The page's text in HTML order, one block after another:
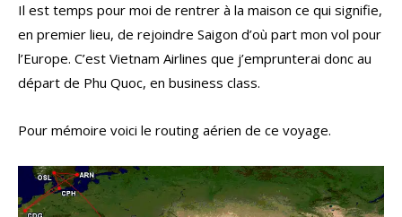
Il est temps pour moi de rentrer à la maison ce qui signifie,
en premier lieu, de rejoindre Saigon d’où part mon vol pour
l’Europe. C’est Vietnam Airlines que j’emprunterai donc au
départ de Phu Quoc, en business class.
Pour mémoire voici le routing aérien de ce voyage.